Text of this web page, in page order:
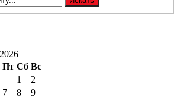
Пт Сб Вс
1
2
7 8
9